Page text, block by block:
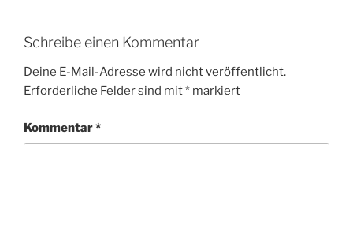
Schreibe einen Kommentar
Deine E-Mail-Adresse wird nicht veröffentlicht.
Erforderliche Felder sind mit* markiert
Kommentar*